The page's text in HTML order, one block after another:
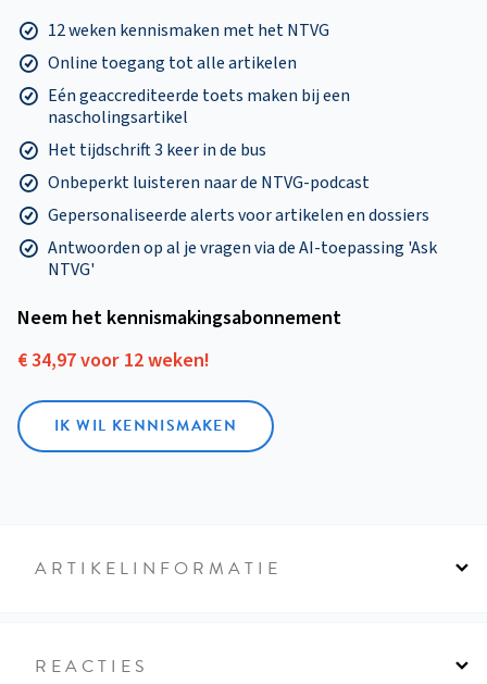
12 weken kennismaken met het NTVG
Online toegang tot alle artikelen
Eén geaccrediteerde toets maken bij een
nascholingsartikel
Het tijdschrift 3 keer in de bus
Onbeperkt luisteren naar de NTVG-podcast
Gepersonaliseerde alerts voor artikelen en dossiers
Antwoorden op al je vragen via de AI-toepassing 'Ask
NTVG'
Neem het kennismakings­abonnement
€ 34,97 voor 12 weken!
IK WIL KENNISMAKEN
ARTIKELINFORMATIE
REACTIES